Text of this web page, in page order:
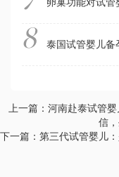
泰国试管婴儿备
上一篇：河南赴泰试管
信
下一篇：第三代试管婴儿